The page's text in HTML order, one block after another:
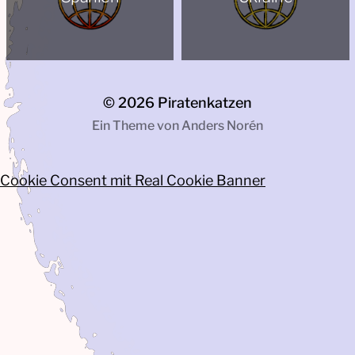
© 2026 Piratenkatzen
Ein Theme von Anders Norén
Cookie Consent mit Real Cookie Banner